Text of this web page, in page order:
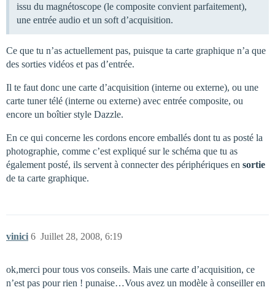
issu du magnétoscope (le composite convient parfaitement),
une entrée audio et un soft d’acquisition.
Ce que tu n’as actuellement pas, puisque ta carte graphique n’a que
des sorties vidéos et pas d’entrée.
Il te faut donc une carte d’acquisition (interne ou externe), ou une
carte tuner télé (interne ou externe) avec entrée composite, ou
encore un boîtier style Dazzle.
En ce qui concerne les cordons encore emballés dont tu as posté la
photographie, comme c’est expliqué sur le schéma que tu as
également posté, ils servent à connecter des périphériques en sortie
de ta carte graphique.
vinici Juillet 28, 2008, 6:19
6
ok,merci pour tous vos conseils. Mais une carte d’acquisition, ce
n’est pas pour rien ! punaise…Vous avez un modèle à conseiller en